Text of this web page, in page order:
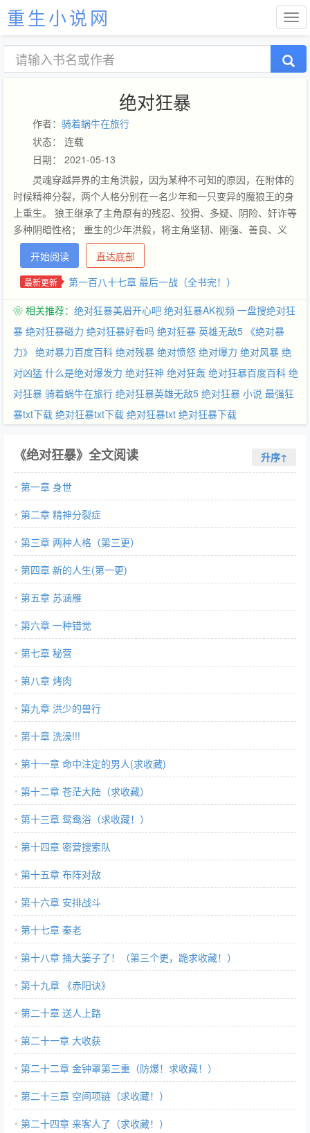
重生小说网
绝对狂暴
作者： 骑着蜗牛在旅行
状态： 连载
日期： 2021-05-13
灵魂穿越异界的主角洪毅，因为某种不可知的原因，在附体的
时候精神分裂，两个人格分别在一名少年和一只变异的魔狼王的身
上重生。 狼王继承了主角原有的残忍、狡猾、多疑、阴险、奸诈等
多种阴暗性格； 重生的少年洪毅，将主角坚韧、刚强、善良、义
气、正直等正面心性。
开始阅读 直达底部
最新更新 第一百八十七章 最后一战（全书完！）
❀ 相关推荐： 绝对狂暴美眉开心吧 绝对狂暴AK视频 一盘搜绝对狂
暴 绝对狂暴磁力 绝对狂暴好看吗 绝对狂暴 英雄无敌5 《绝对暴
力》 绝对暴力百度百科 绝对残暴 绝对愤怒 绝对爆力 绝对风暴 绝
对凶猛 什么是绝对爆发力 绝对狂神 绝对狂轰 绝对狂暴百度百科 绝
对狂暴 骑着蜗牛在旅行 绝对狂暴英雄无敌5 绝对狂暴 小说 最强狂
暴txt下载 绝对狂暴txt下载 绝对狂暴txt 绝对狂暴下载
《绝对狂暴》全文阅读 升序↑
第一章 身世
第二章 精神分裂症
第三章 两种人格（第三更）
第四章 新的人生(第一更)
第五章 苏涵雁
第六章 一种错觉
第七章 秘营
第八章 烤肉
第九章 洪少的兽行
第十章 洗澡!!!
第十一章 命中注定的男人(求收藏)
第十二章 苍茫大陆（求收藏）
第十三章 鸳鸯浴（求收藏！）
第十四章 密营搜索队
第十五章 布阵对敌
第十六章 安排战斗
第十七章 秦老
第十八章 捅大篓子了！（第三个更，跪求收藏！）
第十九章 《赤阳诀》
第二十章 送人上路
第二十一章 大收获
第二十二章 金钟罩第三重（防爆！求收藏！）
第二十三章 空间项链（求收藏！）
第二十四章 来客人了（求收藏！）